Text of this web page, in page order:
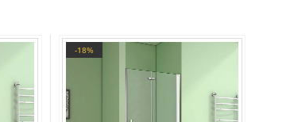
-18%